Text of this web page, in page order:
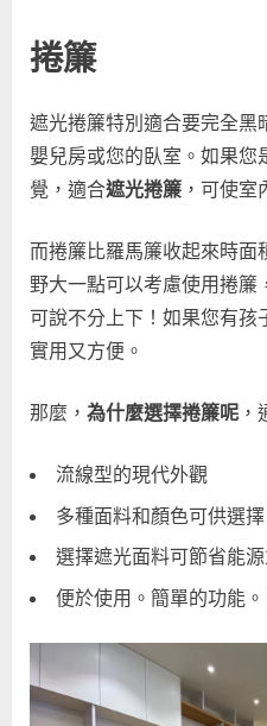
捲簾
遮光捲簾特別適合要完全黑
嬰兒房或您的臥室。如果您
覺，適合遮光捲簾 ，可使室
而捲簾比羅馬簾收起來時面
野大一點可以考慮使用捲
可說不分上下！如果您有
實用又方便。
那麼， 為什麼選擇捲簾呢
流線型的現代外觀
多種面料和顏色可供選擇
選擇遮光面料可節省能
便於使用。簡單的功能